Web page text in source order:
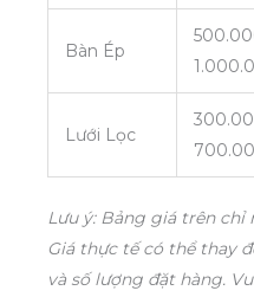
Bàn Ép
Lưới Lọc
Lưu ý: Bảng giá trên
Giá thực tế có thể thay
và số lượng đặt hàng.